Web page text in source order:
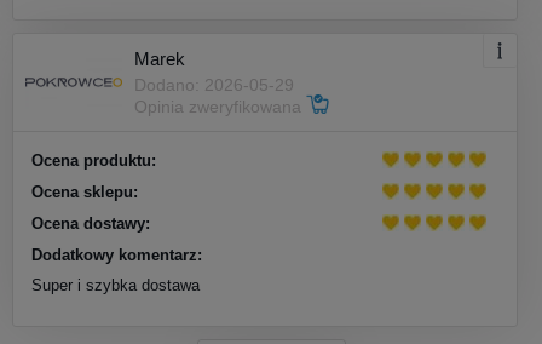
Marek
Dodano: 2026-05-29
Opinia zweryfikowana
Ocena produktu:
Ocena sklepu:
Ocena dostawy:
Dodatkowy komentarz:
Super i szybka dostawa